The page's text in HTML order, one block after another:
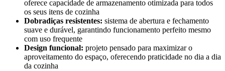
oferece capacidade de armazenamento otimizada para todos
os seus itens de cozinha
Dobradiças resistentes: sistema de abertura e fechamento
suave e durável, garantindo funcionamento perfeito mesmo
com uso frequente
Design funcional: projeto pensado para maximizar o
aproveitamento do espaço, oferecendo praticidade no dia a dia
da cozinha